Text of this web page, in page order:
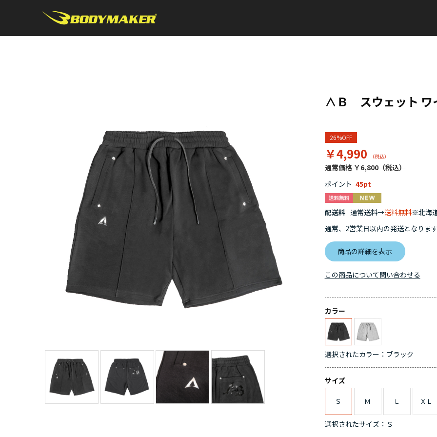
∧Ｂ スウェット ワ
26%OFF
￥4,990
通常価格 ￥6,800
ポイント 45
配送料 通常送料→送料無料※北海
通常、2営業日以内の発送となりま
商品の詳細を表示
カラー
選択されたカラー：ブラック
サイズ
Ｓ Ｍ Ｌ ＸＬ
選択されたサイズ：Ｓ
この商品について問い合わせる